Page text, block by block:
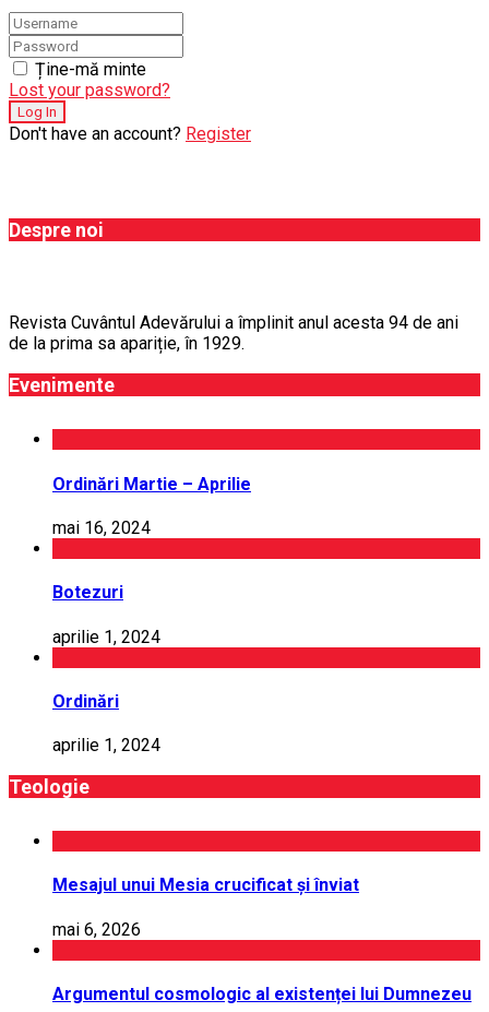
Ține-mă minte
Lost your password?
Don't have an account? Register
Despre noi
Revista Cuvântul Adevărului a împlinit anul acesta 94 de ani
de la prima sa apariție, în 1929.
Evenimente
Ordinări Martie – Aprilie
mai 16, 2024
Botezuri
aprilie 1, 2024
Ordinări
aprilie 1, 2024
Teologie
Mesajul unui Mesia crucificat și înviat
mai 6, 2026
Argumentul cosmologic al existenței lui Dumnezeu